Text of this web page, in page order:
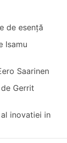
de esență
Isamu
Saarinen
Gerrit
inovatiei in